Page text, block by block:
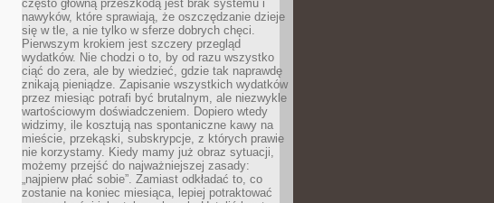
często główną przeszkodą jest brak systemu i
nawyków, które sprawiają, że oszczędzanie dzieje
się w tle, a nie tylko w sferze dobrych chęci.
Pierwszym krokiem jest szczery przegląd
wydatków. Nie chodzi o to, by od razu wszystko
ciąć do zera, ale by wiedzieć, gdzie tak naprawdę
znikają pieniądze. Zapisanie wszystkich wydatków
przez miesiąc potrafi być brutalnym, ale niezwykle
wartościowym doświadczeniem. Dopiero wtedy
widzimy, ile kosztują nas spontaniczne kawy na
mieście, przekąski, subskrypcje, z których prawie
nie korzystamy. Kiedy mamy już obraz sytuacji,
możemy przejść do najważniejszej zasady:
„najpierw płać sobie”. Zamiast odkładać to, co
zostanie na koniec miesiąca, lepiej potraktować